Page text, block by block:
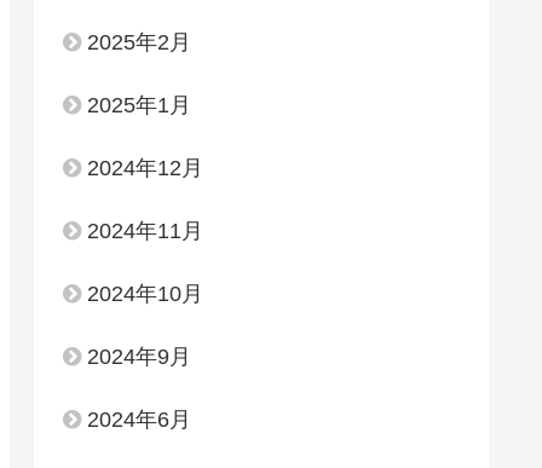
2025年2月
2025年1月
2024年12月
2024年11月
2024年10月
2024年9月
2024年6月